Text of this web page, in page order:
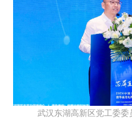
武汉东湖高新区党工委